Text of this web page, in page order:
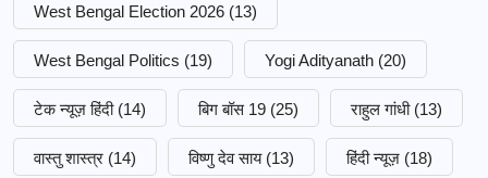
West Bengal Election 2026 (13)
West Bengal Politics (19) Yogi Adityanath (20)
टेक न्यूज़ हिंदी (14) बिग बॉस 19 (25) राहुल गांधी (13)
वास्तु शास्त्र (14) विष्णु देव साय (13) हिंदी न्यूज़ (18)